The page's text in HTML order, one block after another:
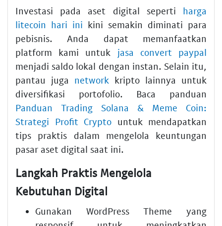
Investasi pada aset digital seperti harga
litecoin hari ini kini semakin diminati para
pebisnis. Anda dapat memanfaatkan
platform kami untuk jasa convert paypal
menjadi saldo lokal dengan instan. Selain itu,
pantau juga network kripto lainnya untuk
diversifikasi portofolio. Baca panduan
Panduan Trading Solana & Meme Coin:
Strategi Profit Crypto untuk mendapatkan
tips praktis dalam mengelola keuntungan
pasar aset digital saat ini.
Langkah Praktis Mengelola
Kebutuhan Digital
Gunakan WordPress Theme yang